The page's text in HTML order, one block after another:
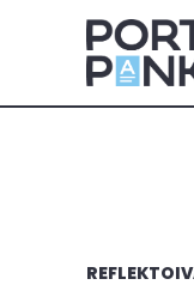
Siirry sisältöön